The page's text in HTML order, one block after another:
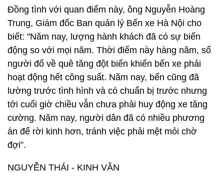
Đồng tình với quan điểm này, ông Nguyễn Hoàng
Trung, Giám đốc Ban quản lý Bến xe Hà Nội cho
biết: "Năm nay, lượng hành khách đã có sự biến
động so với mọi năm. Thời điểm này hàng năm, số
người đổ về quê tăng đột biến khiến bến xe phải
hoạt động hết công suất. Năm nay, bến cũng đã
lường trước tình hình và có chuẩn bị trước nhưng
tới cuối giờ chiều vẫn chưa phải huy động xe tăng
cường. Năm nay, người dân đã có nhiều phương
án để rời kinh hơn, tránh việc phải mệt mỏi chờ
đợi”.
NGUYỄN THÁI - KINH VÂN